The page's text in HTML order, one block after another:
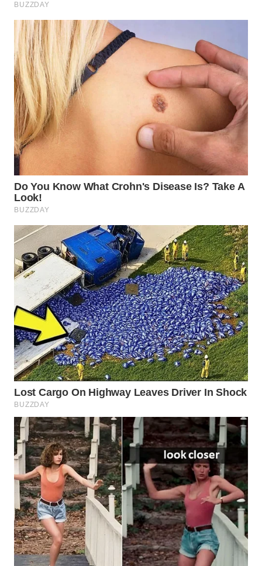
WN
CIANJUR
WN
KEPULAUAN
SERIBU
WN
TANGERANG
WN
BINJAI
WN
CIREBON
INDRAMAYU
WN
KUNINGAN
WN
MAJALENGKA
WN
WN
SUKABUMI
WN
PURWAKARTA
WN
PRIANGAN
TIMUR